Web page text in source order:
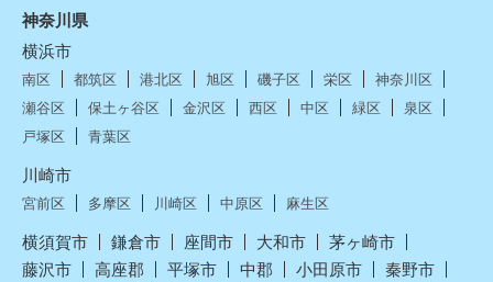
神奈川県
横浜市
南区 都筑区 港北区 旭区 磯子区 栄区
神奈川区
瀬谷区
保土ヶ谷区 金沢区 西区 中区 緑区
泉区
戸塚区
青葉区
川崎市
宮前区 多摩区 川崎区 中原区 麻生区
横須賀市 鎌倉市 座間市 大和市
茅ヶ崎市
藤沢市
高座郡 平塚市 中郡 小田原市
秦野市